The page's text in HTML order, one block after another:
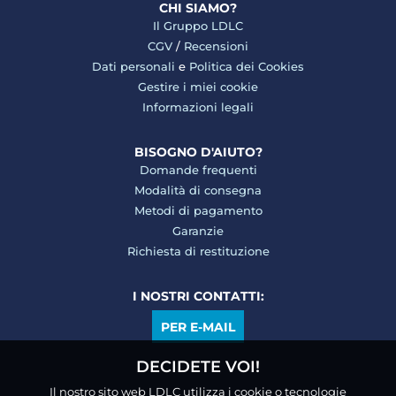
CHI SIAMO?
Il Gruppo LDLC
CGV / Recensioni
Dati personali e Politica dei Cookies
Gestire i miei cookie
Informazioni legali
BISOGNO D'AIUTO?
Domande frequenti
Modalità di consegna
Metodi di pagamento
Garanzie
Richiesta di restituzione
I NOSTRI CONTATTI:
PER E-MAIL
DECIDETE VOI!
Il nostro sito web LDLC utilizza i cookie o tecnologie